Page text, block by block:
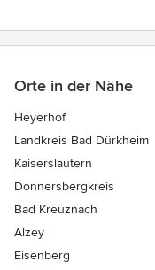
Orte in der Nähe
Heyerhof
Landkreis Bad Dürkheim
Kaiserslautern
Donnersbergkreis
Bad Kreuznach
Alzey
Eisenberg